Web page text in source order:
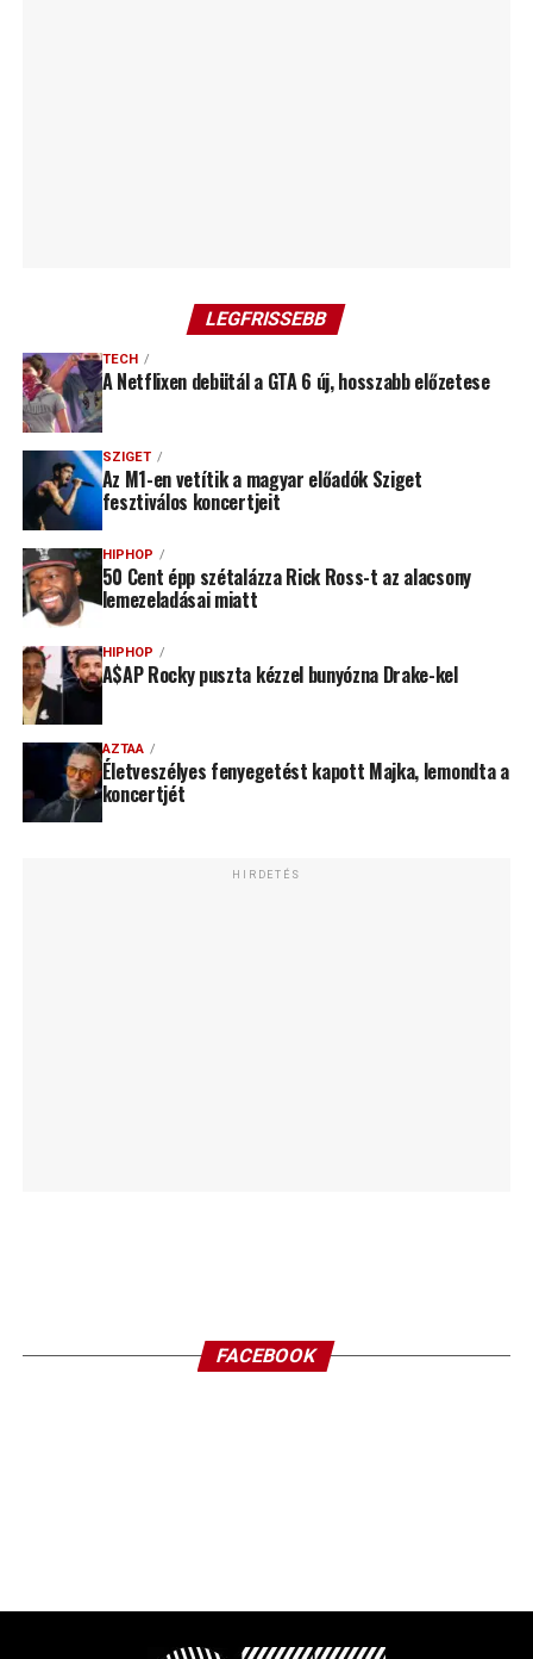
LEGFRISSEBB
TECH
A Netflixen debütál a GTA 6 új, hosszabb előzetese
SZIGET
Az M1-en vetítik a magyar előadók Sziget
fesztiválos koncertjeit
HIPHOP
50 Cent épp szétalázza Rick Ross-t az alacsony
lemezeladásai miatt
HIPHOP
A$AP Rocky puszta kézzel bunyózna Drake-kel
AZTAA
Életveszélyes fenyegetést kapott Majka, lemondta a
koncertjét
HIRDETÉS
FACEBOOK